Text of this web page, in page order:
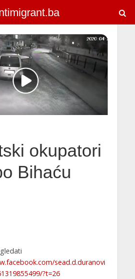
okupatori
Bihaću
sead.d.duranovi
?t=26